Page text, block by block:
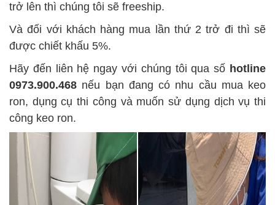
trở lên thì chúng tôi sẽ freeship.
Và đối với khách hàng mua lần thứ 2 trở đi thì sẽ
được chiết khấu 5%.
Hãy đến liên hệ ngay với chúng tôi qua số hotline
0973.900.468 nếu bạn đang có nhu cầu mua keo
ron, dụng cụ thi công và muốn sử dụng dịch vụ thi
công keo ron.